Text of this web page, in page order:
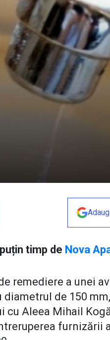
timp de Nova
remediere a unei
de 150
Aleea Mihail
furnizării